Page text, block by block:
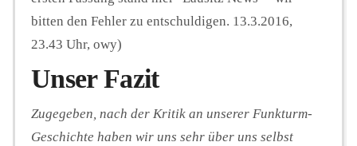
bitten den Fehler zu entschuldigen. 13.3.2016,
23.43 Uhr, owy)
Unser Fazit
Zugegeben, nach der Kritik an unserer Funkturm-
Geschichte haben wir uns sehr über uns selbst